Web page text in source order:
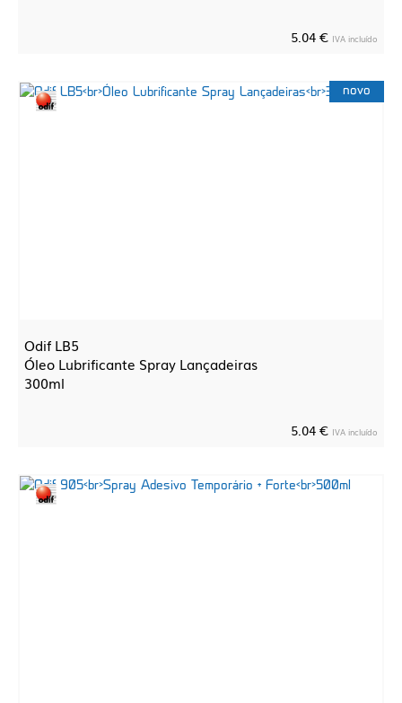
5.04 € IVA incluído
novo
Odif LB5
Óleo Lubrificante Spray Lançadeiras
300ml
5.04 € IVA incluído